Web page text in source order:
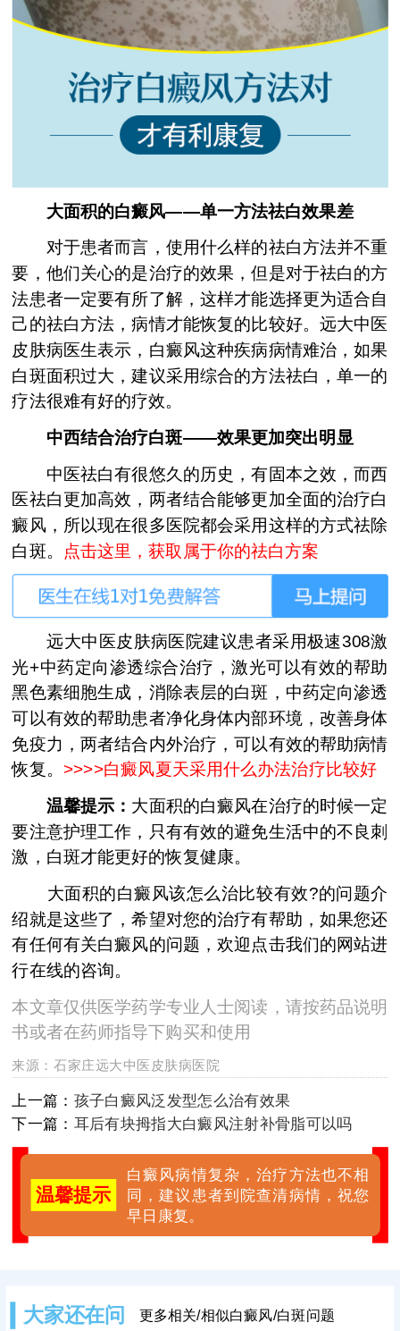
大面积的白癜风——单一方法祛白效果差
对于患者而言，使用什么样的祛白方法并不重
要，他们关心的是治疗的效果，但是对于祛白的方
法患者一定要有所了解，这样才能选择更为适合自
己的祛白方法，病情才能恢复的比较好。远大中医
皮肤病医生表示，白癜风这种疾病病情难治，如果
白斑面积过大，建议采用综合的方法祛白，单一的
疗法很难有好的疗效。
中西结合治疗白斑——效果更加突出明显
中医祛白有很悠久的历史，有固本之效，而西
医祛白更加高效，两者结合能够更加全面的治疗白
癜风，所以现在很多医院都会采用这样的方式祛除
白斑。
点击这里，获取属于你的祛白方案
远大中医皮肤病医院建议患者采用极速308激
光+中药定向渗透综合治疗，激光可以有效的帮助
黑色素细胞生成，消除表层的白斑，中药定向渗透
可以有效的帮助患者净化身体内部环境，改善身体
免疫力，两者结合内外治疗，可以有效的帮助病情
恢复。 >>>>白癜风夏天采用什么办法治疗比较好
温馨提示： 大面积的白癜风在治疗的时候一定
要注意护理工作，只有有效的避免生活中的不良刺
激，白斑才能更好的恢复健康。
大面积的白癜风该怎么治比较有效?的问题介
绍就是这些了，希望对您的治疗有帮助，如果您还
有任何有关白癜风的问题，欢迎点击我们的网站进
行在线的咨询。
本文章仅供医学药学专业人士阅读，请按药品说明
书或者在药师指导下购买和使用
来源：石家庄远大中医皮肤病医院
上一篇： 孩子白癜风泛发型怎么治有效果
下一篇： 耳后有块拇指大白癜风注射补骨脂可以吗
温馨提示
白癜风病情复杂，治疗方法也不相
同，建议患者到院查清病情，祝您
早日康复。
大家还在问 更多相关/相似白癜风/白斑问题